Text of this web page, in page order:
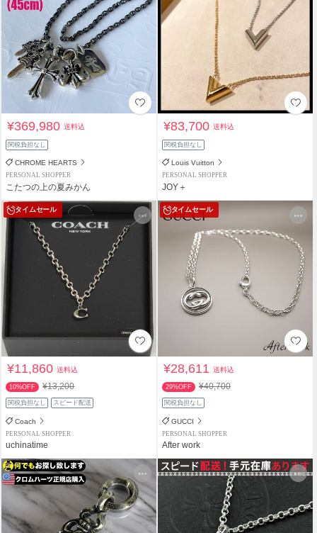
¥369,980送料込
関税負担なし
CHROME HEARTS
PERSONAL SHOPPER
こたつの上の夏みかん
¥83,700送料込
関税負担なし
Louis Vuitton
PERSONAL SHOPPER
JOY＋
タイムセール
¥11,860送料込
10%OFF ¥13,200
関税負担なし スピード配送
Coach
PERSONAL SHOPPER
uchinatime
タイムセール
¥28,611送料込
29%OFF ¥40,700
関税負担なし
GUCCI
PERSONAL SHOPPER
After work